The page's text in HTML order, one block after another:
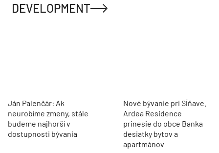
DEVELOPMENT
Ján Palenčár: Ak
neurobíme zmeny, stále
budeme najhorší v
dostupnosti bývania
Nové bývanie pri Sĺňave.
Ardea Residence
prinesie do obce Banka
desiatky bytov a
apartmánov